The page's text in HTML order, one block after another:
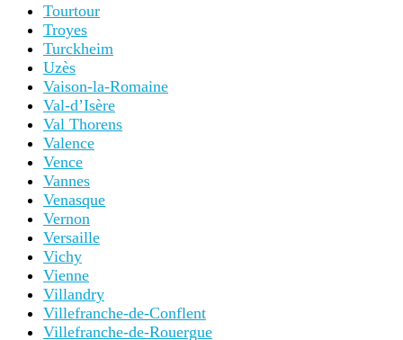
Tourtour
Troyes
Turckheim
Uzès
Vaison-la-Romaine
Val-d’Isère
Val Thorens
Valence
Vence
Vannes
Venasque
Vernon
Versaille
Vichy
Vienne
Villandry
Villefranche-de-Conflent
Villefranche-de-Rouergue